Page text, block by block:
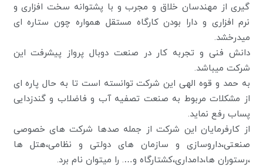
گیری از مهندسان خلاق و مجرب و با پشتوانه سخت افزاری و
نرم افزاری و دارا بودن کارگاه مستقل همواره چون ستاره ای
میدرخشد.
دانش فنی و تجربه کار در صنعت دوبال پرواز پیشرفت این
شرکت میباشد.
به حمد و قوه الهی این شرکت توانسته است تا به حال پاره ای
از مشکلات مربوط به صنعت تصفیه آب و فاضلاب و گندزدایی
پساب رفع نماید.
از کارفرمایان این شرکت از جمله صدها شرکت های خصوصی
صنعتی،داروسازی و سازمان های دولتی و نظامی،هتل ها
،رستوران ها،دامداری،کشتارگاه و…. را میتوان نام برد.